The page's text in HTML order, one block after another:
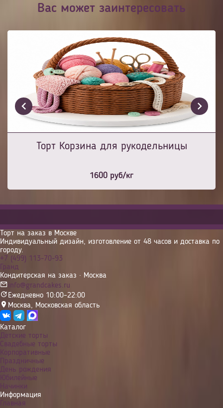
Вас может заинтересовать
Торт Корзина для рукодельницы
1600 руб/кг
Торт на заказ в Москве
Индивидуальный дизайн, изготовление от 48 часов и доставка по
городу.
+7 (499) 113-70-93
Гранд
Кондитерская на заказ · Москва
info@grandcakes.ru
Ежедневно 10:00–22:00
Москва, Московская область
Каталог
Детские торты
Свадебные торты
Корпоративные
Праздничные
День рождения
Юбилейные
Начинки
Информация
Главная